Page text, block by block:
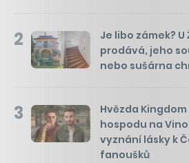
2
Je libo zámek?
prodává, jeho
nebo sušárna
3
Hvězda
hospodu na
vyznání lásky k
fanoušků